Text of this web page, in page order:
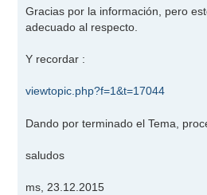
n
a
Gracias por la información, pero
adecuado al respecto.
Y recordar :
viewtopic.php?f=1&t=17044
Dando por terminado el Tema,
saludos
ms, 23.12.2015